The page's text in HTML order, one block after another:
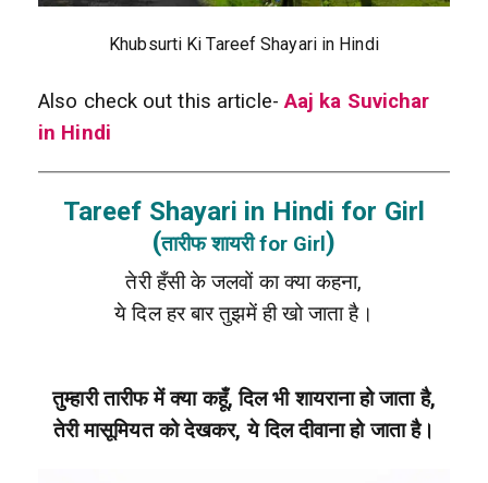
Khubsurti Ki Tareef Shayari in Hindi
Also check out this article-Aaj ka Suvichar
in Hindi
Tareef Shayari in Hindi for Girl
(तारीफ शायरी for Girl )
तेरी हँसी के जलवों का क्या कहना,
ये दिल हर बार तुझमें ही खो जाता है।
तुम्हारी तारीफ में क्या कहूँ, दिल भी शायराना हो जाता है,
तेरी मासूमियत को देखकर, ये दिल दीवाना हो जाता है।